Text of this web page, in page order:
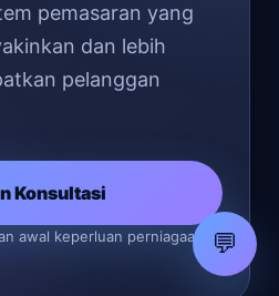
pemasaran yang
dan lebih
pelanggan
Konsultasi
awal keperluan perniagaan
💬